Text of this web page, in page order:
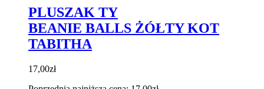
PLUSZAK TY
BEANIE BALLS ŻÓŁTY KOT
TABITHA
17,00zł